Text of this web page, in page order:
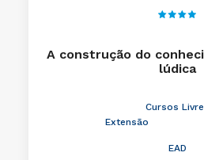
A construção do
lúdica
Cursos
Extensão
EAD